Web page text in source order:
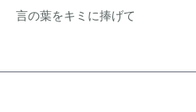
言の葉をキミに捧げて